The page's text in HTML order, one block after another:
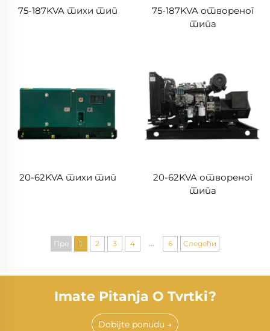
75-187KVA тихи тип
75-187KVA отвореног
типа
20-62KVA тихи тип
20-62KVA отвореног
типа
Пре 1 2 3 4 ... 6 Следећи
Imate Pitanja O Tvrtki?
Dobijte ponudu →